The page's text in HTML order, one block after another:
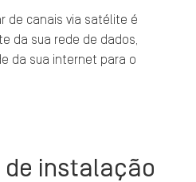
de canais via satélite é
da sua rede de dados,
da sua internet para o
de instalação